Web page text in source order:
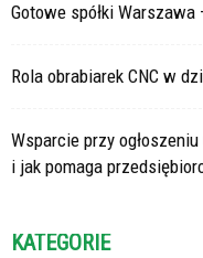
Gotowe spółki
Rola obrabiarek CNC w
Wsparcie przy
i jak pomaga
KATEGORIE